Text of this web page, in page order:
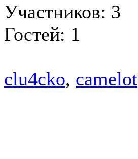
Участников: 3
Гостей: 1
clu4cko, camelot